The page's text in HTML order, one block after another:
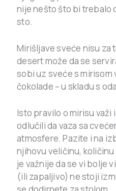
nije nešto što bi trebalo
sto.
Mirišljave sveće nisu za
desert može da se
sobi uz sveće s mirisom
čokolade – u skladu s
Isto pravilo o mirisu važi
odlučili da vaza sa
atmosfere. Pazite i na
njihovu veličinu,
je važnije da se vi bolje
(ili zapaljivo) ne stoji